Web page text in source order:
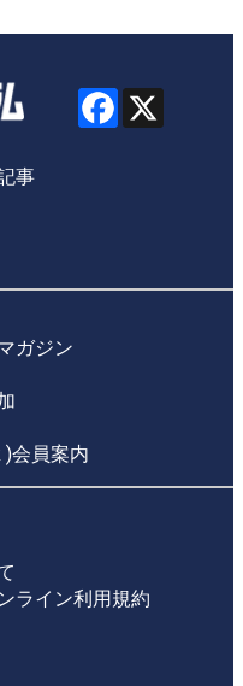
事
ガジン
)会員案内
ライン利用規約